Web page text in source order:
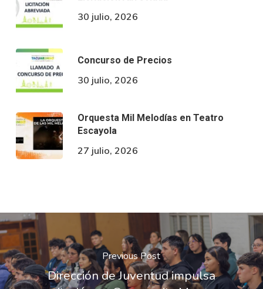
30 julio, 2026
Concurso de Precios
30 julio, 2026
Orquesta Mil Melodías en Teatro
Escayola
27 julio, 2026
Previous Post
Dirección de Juventud impulsa